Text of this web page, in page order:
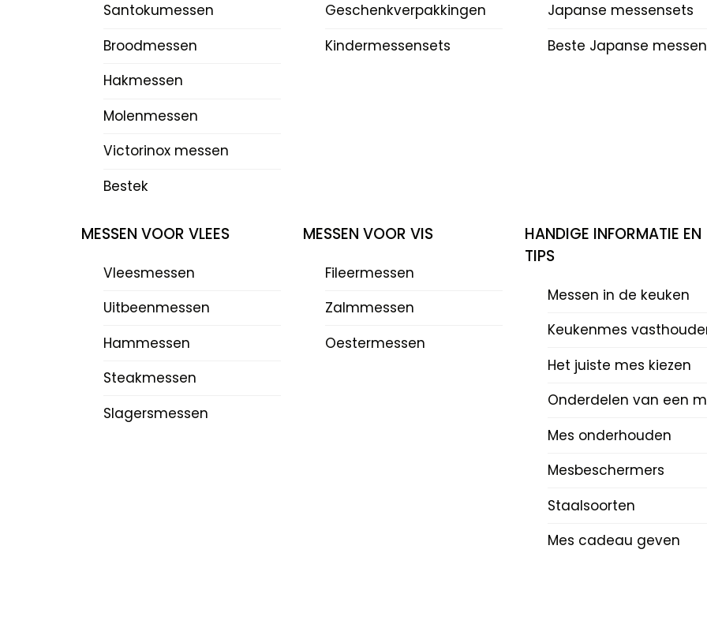
Santokumessen
Broodmessen
Hakmessen
Molenmessen
Victorinox messen
Bestek
Geschenkverpakkingen
Kindermessensets
Japanse messensets
Beste Japanse messen
MESSEN VOOR VLEES
Vleesmessen
Uitbeenmessen
Hammessen
Steakmessen
Slagersmessen
MESSEN VOOR VIS
Fileermessen
Zalmmessen
Oestermessen
HANDIGE INFORMATIE EN
TIPS
Messen in de keuken
Keukenmes
Het juiste mes kiezen
Onderdelen van een
Mes onderhouden
Mesbeschermers
Staalsoorten
Mes cadeau geven